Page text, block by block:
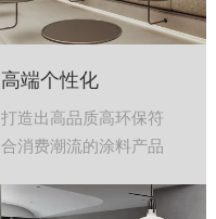
高端个性化
打造出高品质高环保符
合消费潮流的涂料产品